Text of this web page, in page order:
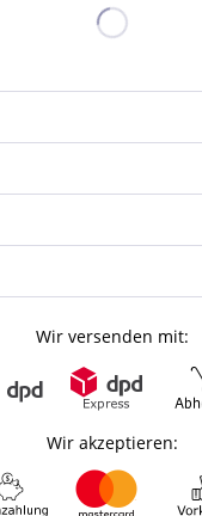
Wir versenden mit:
Wir akzeptieren: